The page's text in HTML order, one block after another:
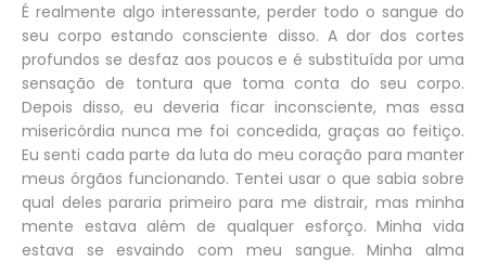
É realmente algo interessante, perder todo o sangue do
seu corpo estando consciente disso. A dor dos cortes
profundos se desfaz aos poucos e é substituída por uma
sensação de tontura que toma conta do seu corpo.
Depois disso, eu deveria ficar inconsciente, mas essa
misericórdia nunca me foi concedida, graças ao feitiço.
Eu senti cada parte da luta do meu coração para manter
meus órgãos funcionando. Tentei usar o que sabia sobre
qual deles pararia primeiro para me distrair, mas minha
mente estava além de qualquer esforço. Minha vida
estava se esvaindo com meu sangue. Minha alma